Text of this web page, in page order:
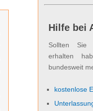
Hilfe bei
Sollten Sie
erhalten
bundesweit
kostenlose